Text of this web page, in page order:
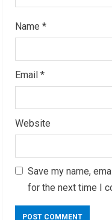
Name *
Email *
Website
Save my name,
for the next time I